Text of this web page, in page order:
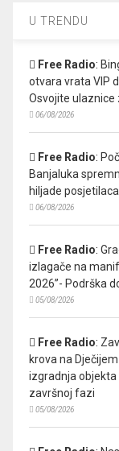
U TRENDU
Free Radio:
otvara vrata VIP
Osvojite ulaznice
06/08/2026
Free Radio:
Banjaluka
hiljade posjetilaca
06/08/2026
Free Radio:
izlagače na
2026”- Podrška
05/08/2026
Free Radio:
krova na
izgradnja objekta
završnoj fazi
05/08/2026